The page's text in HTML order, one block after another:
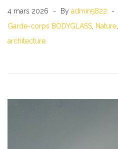
4 mars 2026 By admin5822
Garde-corps BODYGLASS, Nature,
architecture